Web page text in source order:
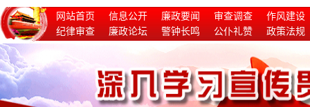
网站首页 信息公开 廉政要闻 审查调查
作风建设
纪律审查
廉政论坛 警钟长鸣 公仆礼赞
政策法规